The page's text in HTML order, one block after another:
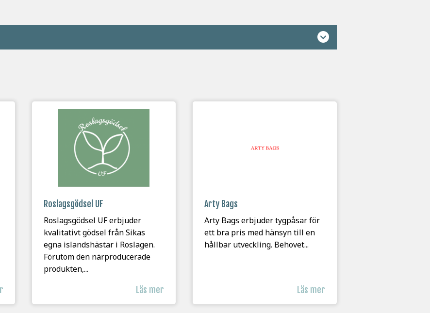
Roslagsgödsel UF
Roslagsgödsel UF erbjuder
kvalitativt gödsel från Sikas
egna islandshästar i Roslagen.
Förutom den närproducerade
produkten,...
Läs mer
Arty Bags
Arty Bags erbjuder tygpåsar för
ett bra pris med hänsyn till en
hållbar utveckling. Behovet...
Läs mer